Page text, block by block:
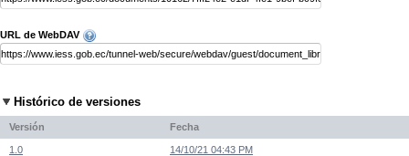
URL de WebDAV
Histórico de versiones
Versión Fecha
1.0 14/10/21 04:43 PM